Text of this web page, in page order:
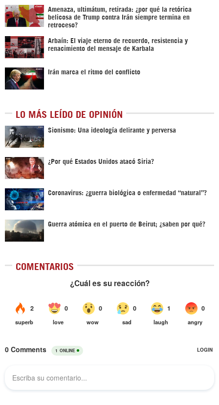
Amenaza, ultimátum, retirada: ¿por qué la retórica
belicosa de Trump contra Irán siempre termina en
retroceso?
Arbaín: El viaje eterno de recuerdo, resistencia y
renacimiento del mensaje de Karbala
Irán marca el ritmo del conflicto
LO MÁS LEÍDO DE OPINIÓN
Sionismo: Una ideología delirante y perversa
¿Por qué Estados Unidos atacó Siria?
Coronavirus: ¿guerra biológica o enfermedad “natural”?
Guerra atómica en el puerto de Beirut; ¿saben por qué?
COMENTARIOS